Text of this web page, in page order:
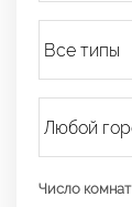
Число комнат